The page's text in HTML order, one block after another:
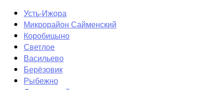
Усть-Ижора
Микрорайон Сайменский
Коробицыно
Светлое
Васильево
Берёзовик
Рыбежно